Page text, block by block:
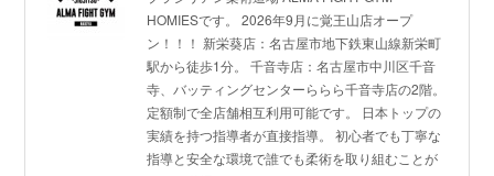
HOMIESです。 2026年9月に覚王山店オープ
ン！！！ 新栄葵店：名古屋市地下鉄東山線新栄町
駅から徒歩1分。 千音寺店：名古屋市中川区千音
寺、バッティングセンターららら千音寺店の2階。
定額制で全店舗相互利用可能です。 日本トップの
実績を持つ指導者が直接指導。 初心者でも丁寧な
指導と安全な環境で誰でも柔術を取り組むことが